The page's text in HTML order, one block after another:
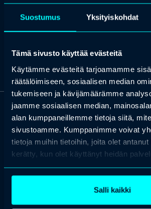
Suostumus Yksityiskohdat
Tämä sivusto käyttää evästeitä
Käytämme evästeitä tarjoamamme
räätälöimiseen, sosiaalisen median
tukemiseen ja kävijämäärämme
jaamme sosiaalisen median,
alan kumppaneillemme tietoja siitä,
sivustoamme. Kumppanimme voivat
tietoja muihin tietoihin, joita olet
kerätty, kun olet käyttänyt heidän
Salli kaikki
asiantuntijatyöstä laajoissa kehityshankkeissa.
OTA YHTEYTTÄ
Keilaranta 1 A, 02150 Espoo
+358 (0)20 780 6220